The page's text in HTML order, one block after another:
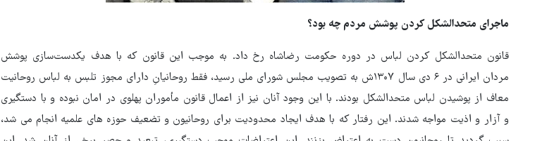
ماجرای متحدالشکل کردن پوشش مردم چه بود؟
قانون متحدالشکل کردن لباس در دوره حکومت رضاشاه رخ داد. به موجب این قانون که با هدف یکدست‌سازی پوشش
مردان ایرانی در ۶ دی سال ۱۳۰۷ش به تصویب مجلس شورای ملی رسید، فقط روحانیانِ دارای مجوز تلبس به لباس روحانیت
معاف از پوشیدن لباس متحدالشکل بودند. با این وجود آنان نیز از اعمال قانون مأموران پهلوی در امان نبوده و با دستگیری
و آزار و اذیت مواجه شدند. این رفتار که با هدف ایجاد محدودیت برای روحانیون و تضعیف حوزه های علمیه انجام می شد،